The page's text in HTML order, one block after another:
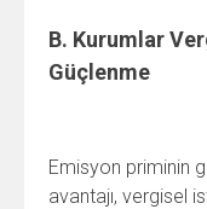
B. Kurumlar
Güçlenme
Emisyon priminin
avantajı, vergisel